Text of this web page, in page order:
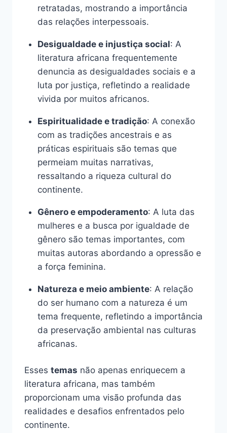
retratadas, mostrando a importância
das relações interpessoais.
Desigualdade e injustiça social: A
literatura africana frequentemente
denuncia as desigualdades sociais e a
luta por justiça, refletindo a realidade
vivida por muitos africanos.
Espiritualidade e tradição: A conexão
com as tradições ancestrais e as
práticas espirituais são temas que
permeiam muitas narrativas,
ressaltando a riqueza cultural do
continente.
Gênero e empoderamento: A luta das
mulheres e a busca por igualdade de
gênero são temas importantes, com
muitas autoras abordando a opressão e
a força feminina.
Natureza e meio ambiente: A relação
do ser humano com a natureza é um
tema frequente, refletindo a importância
da preservação ambiental nas culturas
africanas.
Esses temas não apenas enriquecem a
literatura africana, mas também
proporcionam uma visão profunda das
realidades e desafios enfrentados pelo
continente.